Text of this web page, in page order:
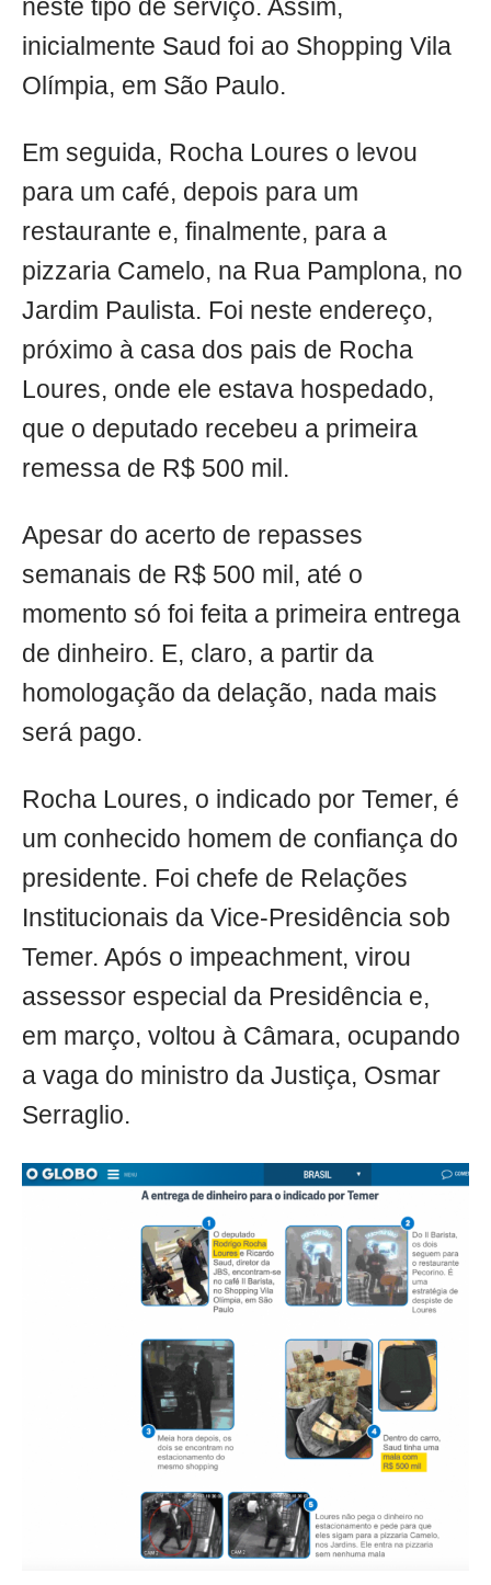
neste tipo de serviço. Assim,
inicialmente Saud foi ao Shopping Vila
Olímpia, em São Paulo.
Em seguida, Rocha Loures o levou
para um café, depois para um
restaurante e, finalmente, para a
pizzaria Camelo, na Rua Pamplona, no
Jardim Paulista. Foi neste endereço,
próximo à casa dos pais de Rocha
Loures, onde ele estava hospedado,
que o deputado recebeu a primeira
remessa de R$ 500 mil.
Apesar do acerto de repasses
semanais de R$ 500 mil, até o
momento só foi feita a primeira entrega
de dinheiro. E, claro, a partir da
homologação da delação, nada mais
será pago.
Rocha Loures, o indicado por Temer, é
um conhecido homem de confiança do
presidente. Foi chefe de Relações
Institucionais da Vice-Presidência sob
Temer. Após o impeachment, virou
assessor especial da Presidência e,
em março, voltou à Câmara, ocupando
a vaga do ministro da Justiça, Osmar
Serraglio.